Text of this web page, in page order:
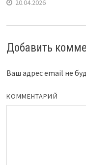
20.04.2026
Добавить
Ваш адрес email не
КОММЕНТАРИЙ